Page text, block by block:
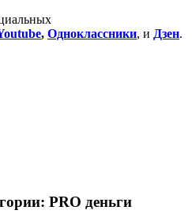
, Одноклассники, и Дзен.
PRO деньги